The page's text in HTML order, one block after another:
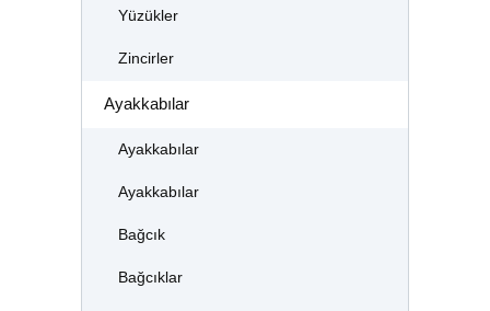
Yüzükler
Zincirler
Ayakkabılar
Ayakkabılar
Ayakkabılar
Bağcık
Bağcıklar